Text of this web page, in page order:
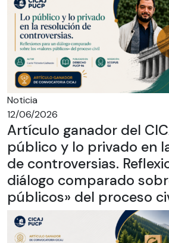
Noticia
12/06/2026
Artículo ganador del
público y lo privado en
de controversias.
diálogo comparado
públicos» del proceso